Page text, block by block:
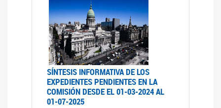
SÍNTESIS INFORMATIVA DE LOS
EXPEDIENTES PENDIENTES EN LA
COMISIÓN DESDE EL 01-03-2024 AL
01-07-2025